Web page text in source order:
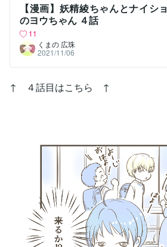
【漫画】妖精綾ちゃんとナイショ
のヨウちゃん ４話
11
くまの 広珠
2021/11/06
↑ ４話目はこちら ↑